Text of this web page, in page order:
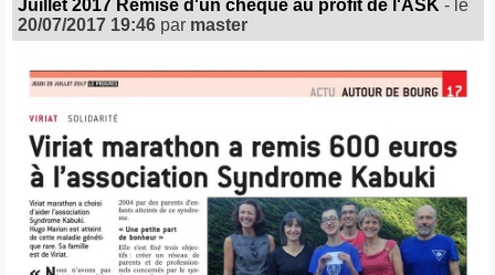
Juillet 2017 Remise d'un chèque au profit de l'ASK - le
20/07/2017 19:46par master